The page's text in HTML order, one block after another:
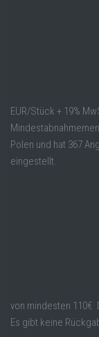
EUR/Stück + 19%
Polen und hat 367
eingestellt.
von mindesten 110€
Es gibt keine